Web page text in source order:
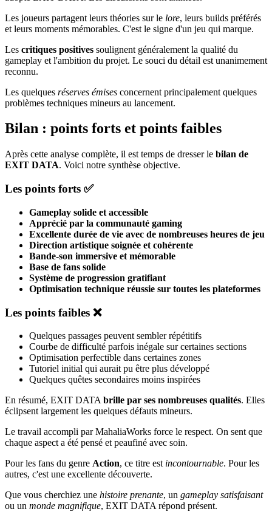
Les joueurs partagent leurs théories sur le lore, leurs builds préférés
et leurs moments mémorables. C'est le signe d'un jeu qui marque.
Les critiques positives soulignent généralement la qualité du
gameplay et l'ambition du projet. Le souci du détail est unanimement
reconnu.
Les quelques réserves émises concernent principalement quelques
problèmes techniques mineurs au lancement.
Bilan : points forts et points faibles
Après cette analyse complète, il est temps de dresser le bilan de
EXIT DATA. Voici notre synthèse objective.
Les points forts ✅
Gameplay solide et accessible
Apprécié par la communauté gaming
Excellente durée de vie avec de nombreuses heures de jeu
Direction artistique soignée et cohérente
Bande-son immersive et mémorable
Base de fans solide
Système de progression gratifiant
Optimisation technique réussie sur toutes les plateformes
Les points faibles ❌
Quelques passages peuvent sembler répétitifs
Courbe de difficulté parfois inégale sur certaines sections
Optimisation perfectible dans certaines zones
Tutoriel initial qui aurait pu être plus développé
Quelques quêtes secondaires moins inspirées
En résumé, EXIT DATA brille par ses nombreuses qualités. Elles
éclipsent largement les quelques défauts mineurs.
Le travail accompli par MahaliaWorks force le respect. On sent que
chaque aspect a été pensé et peaufiné avec soin.
Pour les fans du genre Action, ce titre est incontournable. Pour les
autres, c'est une excellente découverte.
Que vous cherchiez une histoire prenante, un gameplay satisfaisant
ou un monde magnifique, EXIT DATA répond présent.